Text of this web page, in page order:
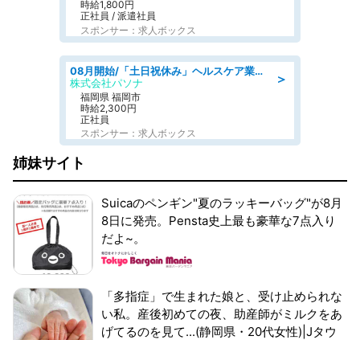
時給1,800円
正社員 / 派遣社員
スポンサー：求人ボックス
＞
08月開始/「土日祝休み」ヘルスケア業界の産業保健師/高時給/未経験OK/要資格:保健師、正看護師
株式会社パソナ
福岡県 福岡市
時給2,300円
正社員
スポンサー：求人ボックス
姉妹サイト
Suicaのペンギン"夏のラッキーバッグ"が8月
8日に発売。Pensta史上最も豪華な7点入り
だよ~。
「多指症」で生まれた娘と、受け止められな
い私。産後初めての夜、助産師がミルクをあ
げてるのを見て...(静岡県・20代女性)|Jタウ